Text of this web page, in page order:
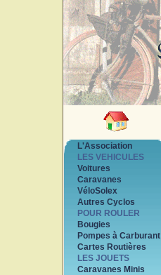
L'Association
LES VEHICULES
Voitures
Caravanes
VéloSolex
Autres Cyclos
POUR ROULER
Bougies
Pompes à Carburant
Cartes Routières
LES JOUETS
Caravanes Minis